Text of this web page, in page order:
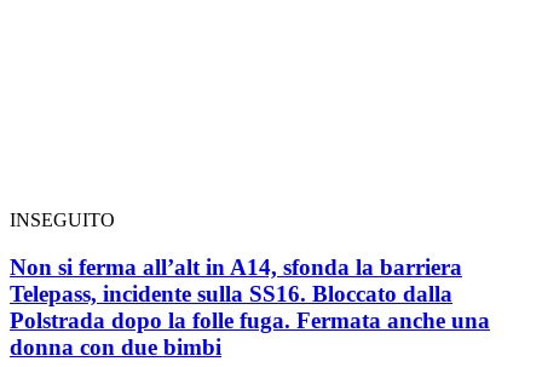
INSEGUITO
Non si ferma all’alt in A14, sfonda la barriera
Telepass, incidente sulla SS16. Bloccato dalla
Polstrada dopo la folle fuga. Fermata anche una
donna con due bimbi